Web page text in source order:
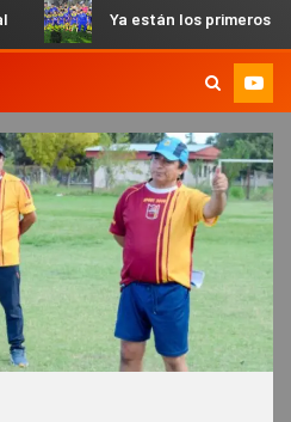
Ya están los primeros finalistas en el